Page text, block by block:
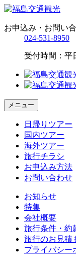
お申込み・お問い
024-531-8950
受付時間：平
メニュー
日帰りツアー
国内ツアー
海外ツアー
旅行チラシ
お申込み方法
お問い合わせ
お知らせ
特集
会社概要
旅行条件・約
旅行のお見積
プライバシー